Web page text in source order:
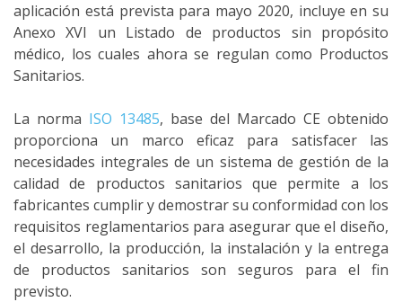
aplicación está prevista para mayo 2020, incluye en su
Anexo XVI un Listado de productos sin propósito
médico, los cuales ahora se regulan como Productos
Sanitarios.
La norma ISO 13485, base del Marcado CE obtenido
proporciona un marco eficaz para satisfacer las
necesidades integrales de un sistema de gestión de la
calidad de productos sanitarios que permite a los
fabricantes cumplir y demostrar su conformidad con los
requisitos reglamentarios para asegurar que el diseño,
el desarrollo, la producción, la instalación y la entrega
de productos sanitarios son seguros para el fin
previsto.